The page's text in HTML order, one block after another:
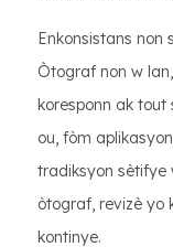
Enkonsistans non
Òtograf non w
koresponn ak tout
ou, fòm
tradiksyon sètifye
òtograf, revizè yo
kontinye.